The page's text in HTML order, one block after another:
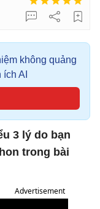
không quảng
AI
3 lý do bạn
trong bài
Advertisement